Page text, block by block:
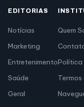
EDITORIAS
Notícias
Marketing
Entretenimento
Saúde
Geral
Quem
Política
Termos